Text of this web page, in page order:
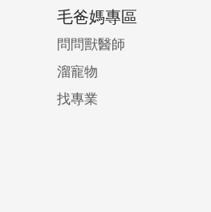
毛爸媽專區
問問獸醫師
溜寵物
找專業